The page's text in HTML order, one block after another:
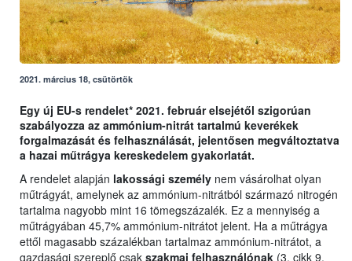
2021. március 18, csütörtök
Egy új EU-s rendelet* 2021. február elsejétől szigorúan
szabályozza az ammónium-nitrát tartalmú keverékek
forgalmazását és felhasználását, jelentősen megváltoztatva
a hazai műtrágya kereskedelem gyakorlatát.
A rendelet alapján lakossági személy nem vásárolhat olyan
műtrágyát, amelynek az ammónium-nitrátból származó nitrogén
tartalma nagyobb mint 16 tömegszázalék. Ez a mennyiség a
műtrágyában 45,7% ammónium-nitrátot jelent. Ha a műtrágya
ettől magasabb százalékban tartalmaz ammónium-nitrátot, a
gazdasági szereplő csak szakmai felhasználónak (3. cikk 9.